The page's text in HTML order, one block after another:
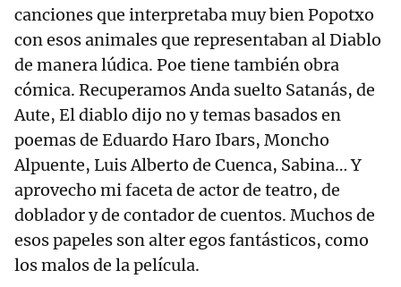
canciones que interpretaba muy bien Popotxo
con esos animales que representaban al Diablo
de manera lúdica. Poe tiene también obra
cómica. Recuperamos Anda suelto Satanás, de
Aute, El diablo dijo no y temas basados en
poemas de Eduardo Haro Ibars, Moncho
Alpuente, Luis Alberto de Cuenca, Sabina… Y
aprovecho mi faceta de actor de teatro, de
doblador y de contador de cuentos. Muchos de
esos papeles son alter egos fantásticos, como
los malos de la película.